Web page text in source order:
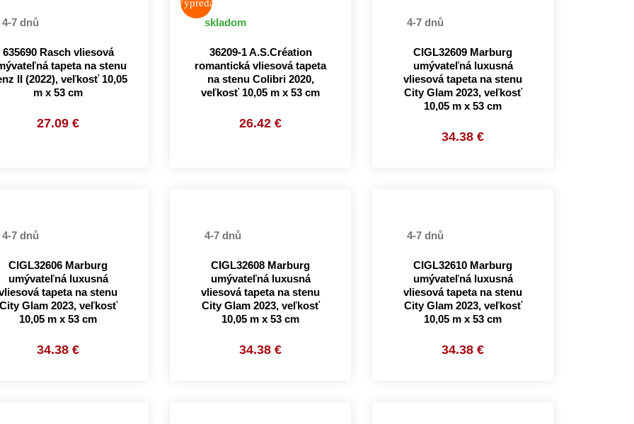
4-7 dnů
635690 Rasch vliesová
tapeta na stenu
II (2022), veľkosť 10,05
m x 53 cm
27.09 €
Výpredaj
skladom
36209-1 A.S.Création
romantická vliesová tapeta
na stenu Colibri 2020,
veľkosť 10,05 m x 53 cm
26.42 €
4-7 dnů
CIGL32609 Marburg
umývateľná luxusná
vliesová tapeta na stenu
City Glam 2023, veľkosť
10,05 m x 53 cm
34.38 €
4-7 dnů
CIGL32606 Marburg
umývateľná luxusná
tapeta na stenu
Glam 2023, veľkosť
10,05 m x 53 cm
34.38 €
4-7 dnů
CIGL32608 Marburg
umývateľná luxusná
vliesová tapeta na stenu
City Glam 2023, veľkosť
10,05 m x 53 cm
34.38 €
4-7 dnů
CIGL32610 Marburg
umývateľná luxusná
vliesová tapeta na stenu
City Glam 2023, veľkosť
10,05 m x 53 cm
34.38 €